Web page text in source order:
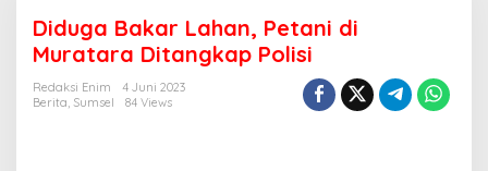
d
u
g
Diduga Bakar Lahan, Petani di
Muratara Ditangkap Polisi
Redaksi Enim
4 Juni 2023
Berita, Sumsel 84 Views